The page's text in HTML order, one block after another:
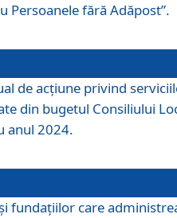
fără Adăpost”.
de acțiune privind
din bugetul Consiliului
anul 2024.
fundațiilor care